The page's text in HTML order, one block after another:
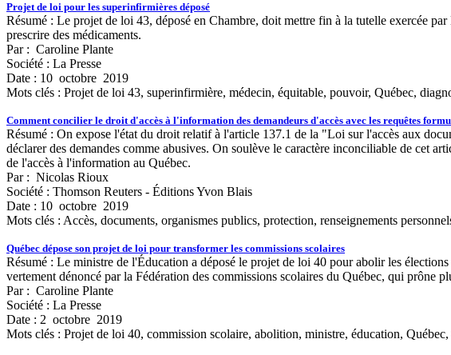
Projet de loi pour les superinfirmières déposé
Résumé : Le projet de loi 43, déposé en Chambre, doit mettre fin à la tutelle exercée
prescrire des médicaments.
Par : Caroline Plante
Société : La Presse
Date : 10 octobre 2019
Mots clés : Projet de loi 43, superinfirmière, médecin, équitable, pouvoir, Québec,
Comment concilier le droit d'accès à l'information des demandeurs d'accès avec les requêtes
Résumé : On expose l'état du droit relatif à l'article 137.1 de la "Loi sur l'accès aux
déclarer des demandes comme abusives. On soulève le caractère inconciliable de cet
de l'accès à l'information au Québec.
Par : Nicolas Rioux
Société : Thomson Reuters - Éditions Yvon Blais
Date : 10 octobre 2019
Mots clés : Accès, documents, organismes publics, protection, renseignements
Québec dépose son projet de loi pour transformer les commissions scolaires
Résumé : Le ministre de l'Éducation a déposé le projet de loi 40 pour abolir les
vertement dénoncé par la Fédération des commissions scolaires du Québec, qui prône
Par : Caroline Plante
Société : La Presse
Date : 2 octobre 2019
Mots clés : Projet de loi 40, commission scolaire, abolition, ministre, éducation,